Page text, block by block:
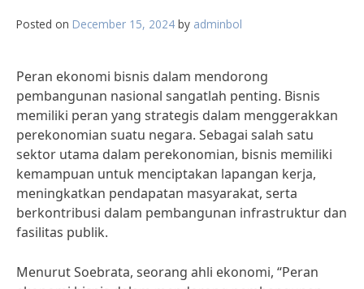
Posted on December 15, 2024 by adminbol
Peran ekonomi bisnis dalam mendorong
pembangunan nasional sangatlah penting. Bisnis
memiliki peran yang strategis dalam menggerakkan
perekonomian suatu negara. Sebagai salah satu
sektor utama dalam perekonomian, bisnis memiliki
kemampuan untuk menciptakan lapangan kerja,
meningkatkan pendapatan masyarakat, serta
berkontribusi dalam pembangunan infrastruktur dan
fasilitas publik.
Menurut Soebrata, seorang ahli ekonomi, “Peran